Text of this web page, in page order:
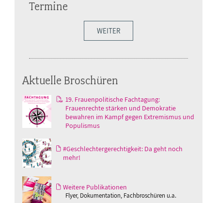
Termine
WEITER
Aktuelle Broschüren
19. Frauenpolitische Fachtagung:
Frauenrechte stärken und Demokratie
bewahren im Kampf gegen Extremismus und
Populismus
#Geschlechtergerechtigkeit: Da geht noch
mehr!
Weitere Publikationen
Flyer, Dokumentation, Fachbroschüren u.a.